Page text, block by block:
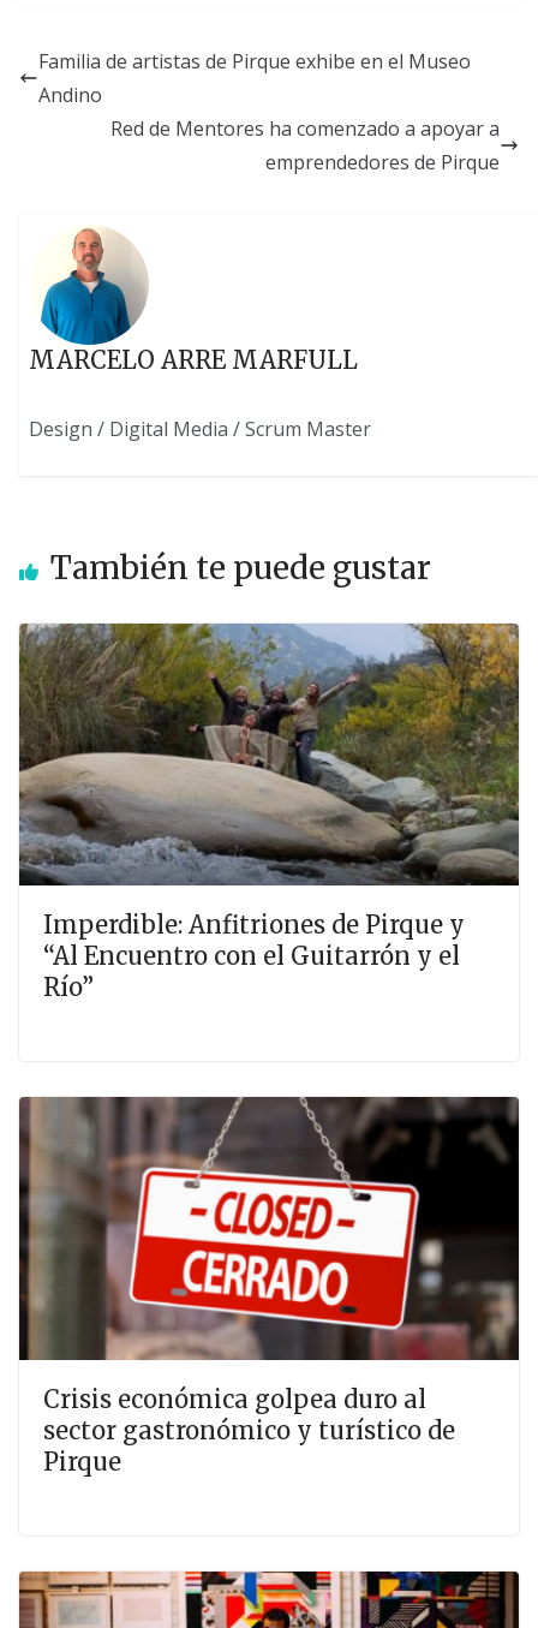
Familia de artistas de Pirque exhibe en el Museo
Andino
Red de Mentores ha comenzado a apoyar a
emprendedores de Pirque
MARCELO ARRE MARFULL
Design / Digital Media / Scrum Master
También te puede gustar
Imperdible: Anfitriones de Pirque y
“Al Encuentro con el Guitarrón y el
Río”
Crisis económica golpea duro al
sector gastronómico y turístico de
Pirque